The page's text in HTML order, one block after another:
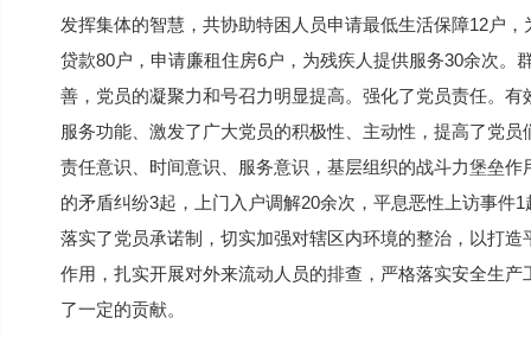
发挥集体的智慧，共协助特困人员申请最低生活保障12户
贷款80户，申请廉租住房6户，为残疾人提供服务30余次
善，党员的凝聚力和号召力明显提高。强化了党员责任。
服务功能、激发了广大党员的积极性、主动性，提高了党
责任意识、时间意识、服务意识，基层组织的战斗力堡垒
的矛盾纠纷3起，上门入户调解20余次，平息恶性上访事件
落实了党员承诺制，切实加强对辖区内环境的整治，以打
作用，扎实开展对外来流动人员的排查，严格落实安全生
了一定的贡献。